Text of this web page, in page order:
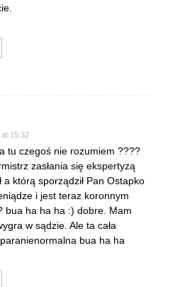
15:32
tu czegoś nie rozumiem ????
zasłania się ekspertyzą
a którą sporządził Pan Ostapko
i jest teraz koronnym
bua ha ha ha :) dobre. Mam
w sądzie. Ale ta cała
bua ha ha